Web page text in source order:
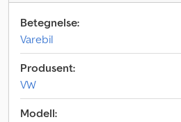
Betegnelse:
Varebil
Produsent:
VW
Modell: